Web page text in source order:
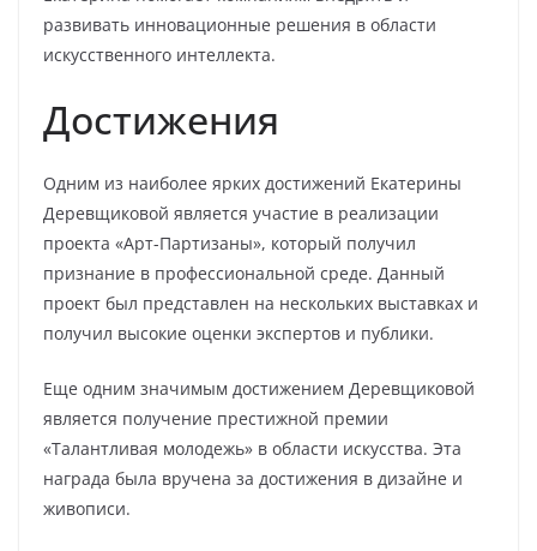
развивать инновационные решения в области
искусственного интеллекта.
Достижения
Одним из наиболее ярких достижений Екатерины
Деревщиковой является участие в реализации
проекта «Арт-Партизаны», который получил
признание в профессиональной среде. Данный
проект был представлен на нескольких выставках и
получил высокие оценки экспертов и публики.
Еще одним значимым достижением Деревщиковой
является получение престижной премии
«Талантливая молодежь» в области искусства. Эта
награда была вручена за достижения в дизайне и
живописи.